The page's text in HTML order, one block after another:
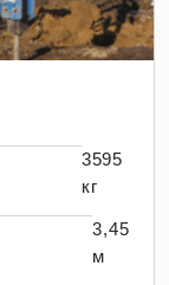
3595
кг
3,45
м